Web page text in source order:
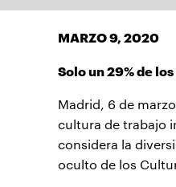
MARZO 9, 2020
Solo un 29% de
Madrid, 6 de
cultura de trabajo
considera la
oculto de los